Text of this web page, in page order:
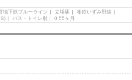
地下鉄ブルーライン 立場駅
相鉄いずみ野線
バス・トイレ別 0.55ヶ月